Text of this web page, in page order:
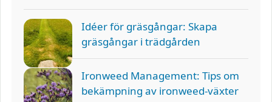
Idéer för gräsgångar: Skapa
gräsgångar i trädgården
Ironweed Management: Tips om
bekämpning av ironweed-växter